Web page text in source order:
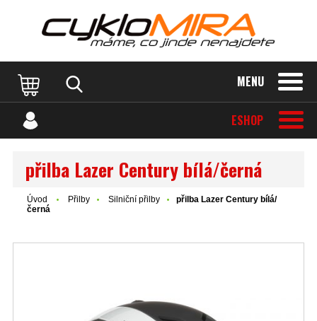
MENU
ESHOP
přilba Lazer Century bílá/černá
Úvod Přilby Silniční přilby
přilba Lazer Century bílá/
černá